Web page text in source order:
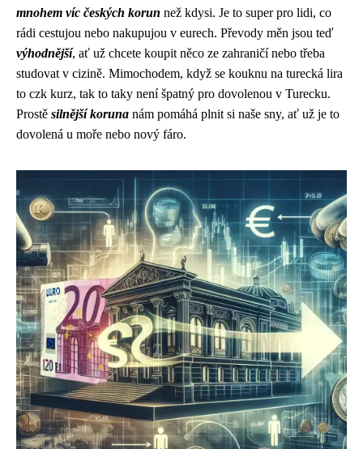
mnohem víc českých korun než kdysi. Je to super pro lidi, co
rádi cestujou nebo nakupujou v eurech. Převody měn jsou teď
výhodnější, ať už chcete koupit něco ze zahraničí nebo třeba
studovat v cizině. Mimochodem, když se kouknu na turecká lira
to czk kurz, tak to taky není špatný pro dovolenou v Turecku.
Prostě silnější koruna nám pomáhá plnit si naše sny, ať už je to
dovolená u moře nebo nový fáro.